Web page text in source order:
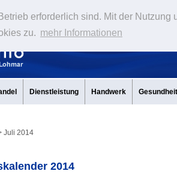
erforderlich sind. Mit der
zu. mehr Informationen
Dienstleistung Handwerk Gesundheit
Juli 2014
2014